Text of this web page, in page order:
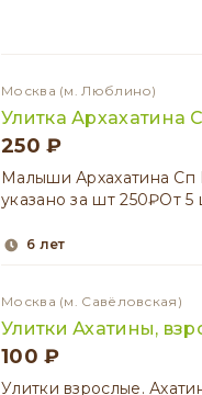
Москва (м. Люблино)
Улитка Архахатина
250 ₽
Малыши Архахатина Сп
указано за шт 250₽От
6 лет
Москва (м. Савёловская)
Улитки Ахатины,
100 ₽
Улитки взрослые.